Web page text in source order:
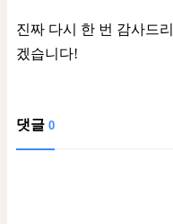
진짜 다시 한 번 감사드
겠습니다!
댓글 0